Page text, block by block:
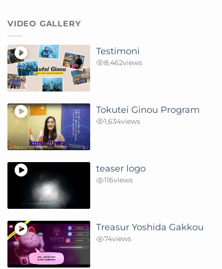
VIDEO GALLERY
Testimoni
8,462views
Tokutei Ginou Program
1,634views
teaser logo
116views
Treasur Yoshida Gakkou
74views